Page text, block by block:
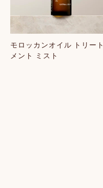
モロッカンオイル トリート
メント ミスト